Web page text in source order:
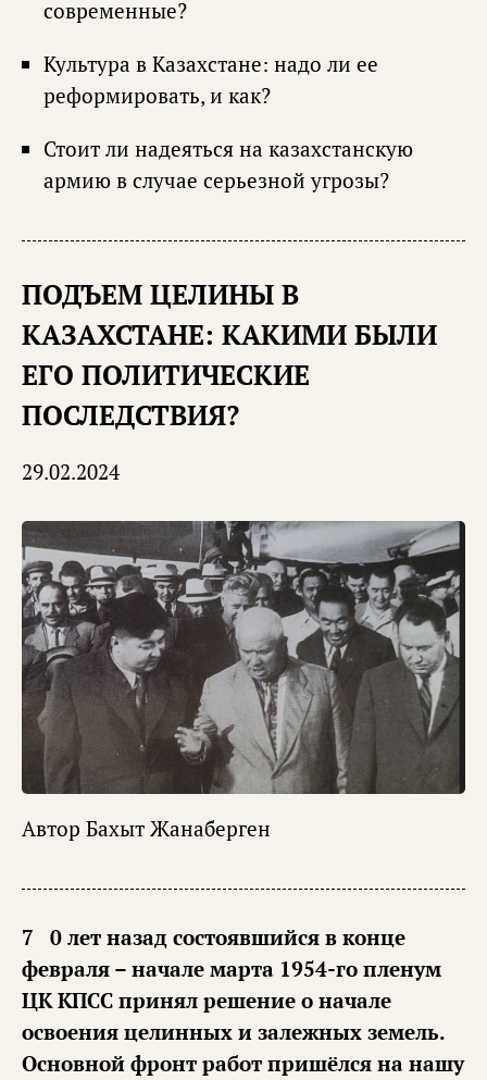
современные?
Культура в Казахстане: надо ли ее
реформировать, и как?
Стоит ли надеяться на казахстанскую
армию в случае серьезной угрозы?
ПОДЪЕМ ЦЕЛИНЫ В
КАЗАХСТАНЕ: КАКИМИ БЫЛИ
ЕГО ПОЛИТИЧЕСКИЕ
ПОСЛЕДСТВИЯ?
29.02.2024
Автор Бахыт Жанаберген
70 лет назад состоявшийся в конце
февраля – начале марта 1954-го пленум
ЦК КПСС принял решение о начале
освоения целинных и залежных земель.
Основной фронт работ пришёлся на нашу